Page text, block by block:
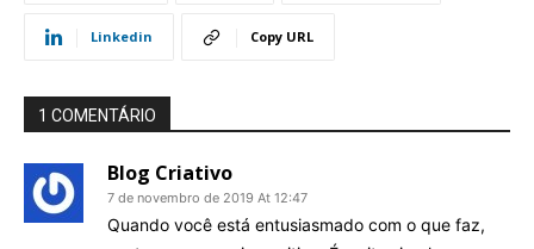
Linkedin Copy URL
1 COMENTÁRIO
Blog Criativo
7 de novembro de 2019 At 12:47
Quando você está entusiasmado com o que faz,